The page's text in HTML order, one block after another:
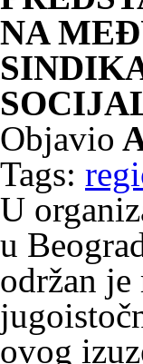
NA
Objavio
Tags:
U
u
održan
ovog